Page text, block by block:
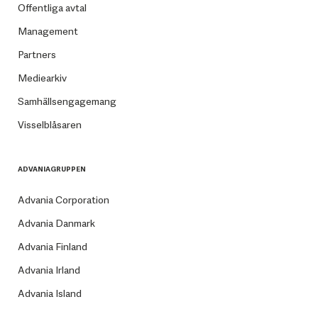
Offentliga avtal
Management
Partners
Mediearkiv
Samhällsengagemang
Visselblåsaren
ADVANIAGRUPPEN
Advania Corporation
Advania Danmark
Advania Finland
Advania Irland
Advania Island